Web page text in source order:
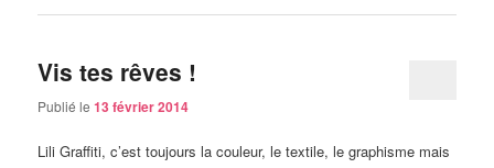
Vis tes rêves !
Publié le13 février 2014
Lili Graffiti, c’est toujours la couleur, le textile, le graphisme mais